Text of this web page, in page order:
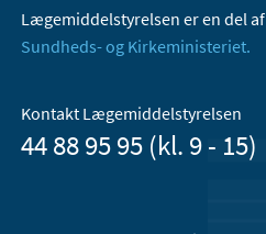
Lægemiddelstyrelsen er en del af
Sundheds- og Kirkeministeriet.
Kontakt Lægemiddelstyrelsen
44 88 95 95 (kl. 9 - 15)